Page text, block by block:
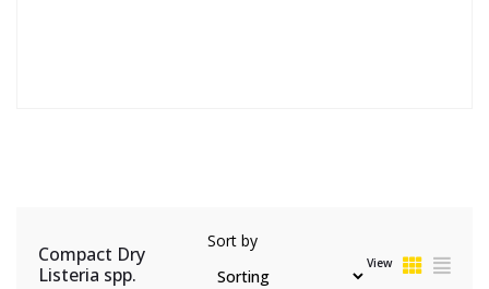
Compact Dry
Listeria spp.
Sort by
View